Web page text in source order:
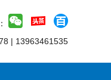
| 13963461535